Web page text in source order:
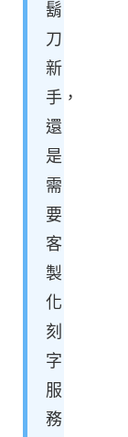
鬍
刀
新
手，
還
是
需
要
客
製
化
刻
字
服
務